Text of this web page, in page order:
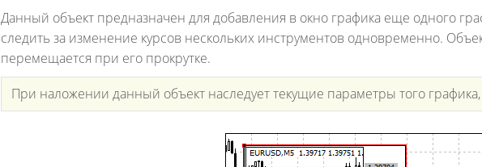
Данный объект предназначен для добавления в окно графика еще одного
следить за изменение курсов нескольких инструментов одновременно.
перемещается при его прокрутке.
При наложении данный объект наследует текущие параметры того